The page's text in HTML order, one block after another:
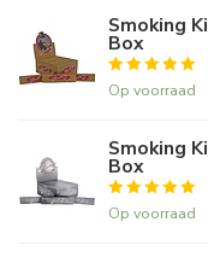
Smoking
Box
Op voorraad
Smoking
Box
Op voorraad